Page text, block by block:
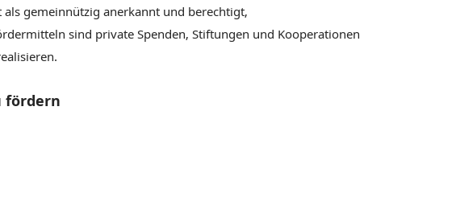
gemeinnützig anerkannt und berechtigt,
sind private Spenden, Stiftungen und Kooperationen
fördern